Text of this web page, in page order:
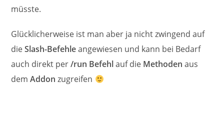
müsste.
Glücklicherweise ist man aber ja nicht zwingend auf
dieSlash-Befehleangewiesen und kann bei Bedarf
auch direkt per/run Befehlauf die Methoden aus
demAddon zugreifen